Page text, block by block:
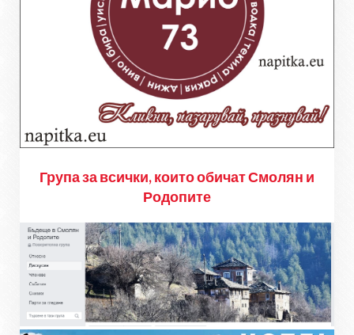
Група за всички, които обичат Смолян и
Родопите